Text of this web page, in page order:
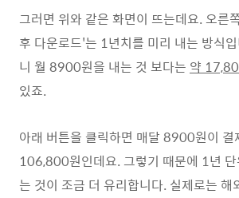
그러면 위와 같은 화면이 뜨는데요. 오른
후 다운로드'는 1년치를 미리 내는 방식
니 월 8900원을 내는 것 보다는 약
있죠.
아래 버튼을 클릭하면 매달 8900원이 결
106,800원인데요. 그렇기 때문에 1년
는 것이 조금 더 유리합니다. 실제로는 해